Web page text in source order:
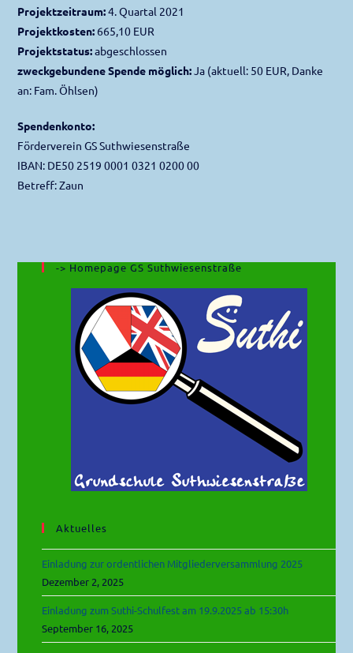
Projektzeitraum:4. Quartal 2021
Projektkosten: 665,10 EUR
Projektstatus:abgeschlossen
zweckgebundene Spende möglich:Ja (aktuell: 50 EUR, Danke
an: Fam. Öhlsen)
Spendenkonto:
Förderverein GS Suthwiesenstraße
IBAN: DE50 2519 0001 0321 0200 00
Betreff: Zaun
-> Homepage GS Suthwiesenstraße
Aktuelles
Einladung zur ordentlichen Mitgliederversammlung 2025
Dezember 2, 2025
Einladung zum Suthi-Schulfest am 19.9.2025 ab 15:30h
September 16, 2025